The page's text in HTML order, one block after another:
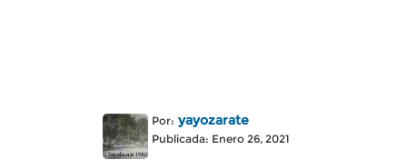
Por: yayozarate
Publicada: Enero 26, 2021